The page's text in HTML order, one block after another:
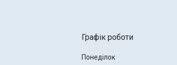
Графік роботи
Понеділок